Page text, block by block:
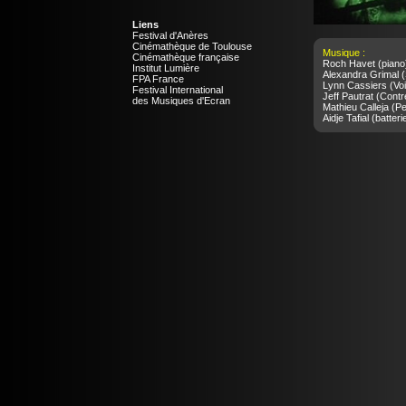
Liens
Festival d'Anères
Cinémathèque de Toulouse
Cinémathèque française
Institut Lumière
FPA France
Festival International
des Musiques d'Ecran
Musique :
Roch Havet
Alexandra Grimal
Lynn Cassiers
Jeff Pautrat
Mathieu Calleja
Aidje Tafial